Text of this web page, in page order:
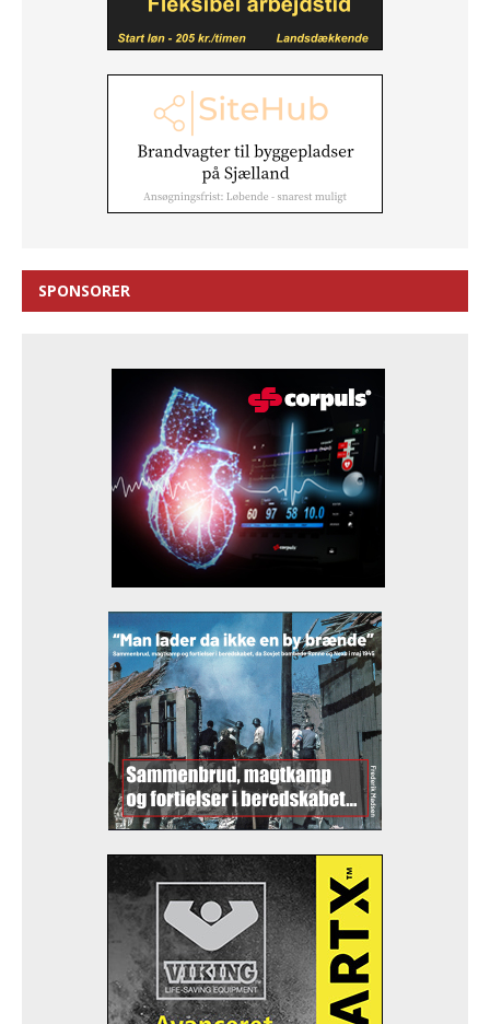
SPONSORER